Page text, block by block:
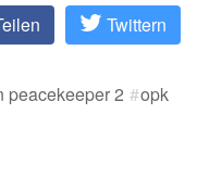
Twittern
peacekeeper 2
opk